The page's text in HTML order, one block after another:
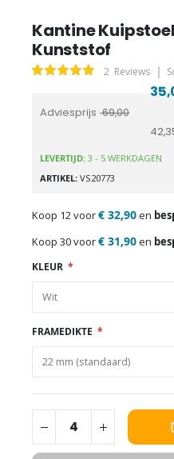
Kantine
Kunststof
Waardering: 2 Reviews
Adviesprijs 69,00
LEVERTIJD: 3 - 5 WERKDAGEN
ARTIKEL VS20773
Koop 12 voor€ 32,90en
Koop 30 voor€ 31,90en
KLEUR
FRAMEDIKTE